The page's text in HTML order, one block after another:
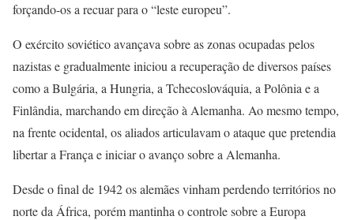
forçando-os a recuar para o “leste europeu”.
O exército soviético avançava sobre as zonas ocupadas pelos
nazistas e gradualmente iniciou a recuperação de diversos países
como a Bulgária, a Hungria, a Tchecoslováquia, a Polônia e a
Finlândia, marchando em direção à Alemanha. Ao mesmo tempo,
na frente ocidental, os aliados articulavam o ataque que pretendia
libertar a França e iniciar o avanço sobre a Alemanha.
Desde o final de 1942 os alemães vinham perdendo territórios no
norte da África, porém mantinha o controle sobre a Europa